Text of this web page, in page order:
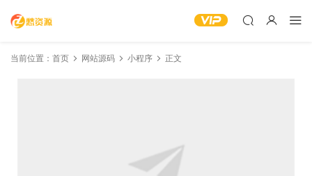
当前位置： 首页 网站源码 小程序 正文